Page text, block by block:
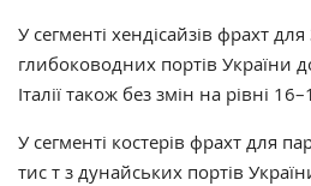
У сегменті хендісайзів фрахт
глибоководних портів України
Італії також без змін на рівні
У сегменті костерів фрахт для
тис т з дунайських портів